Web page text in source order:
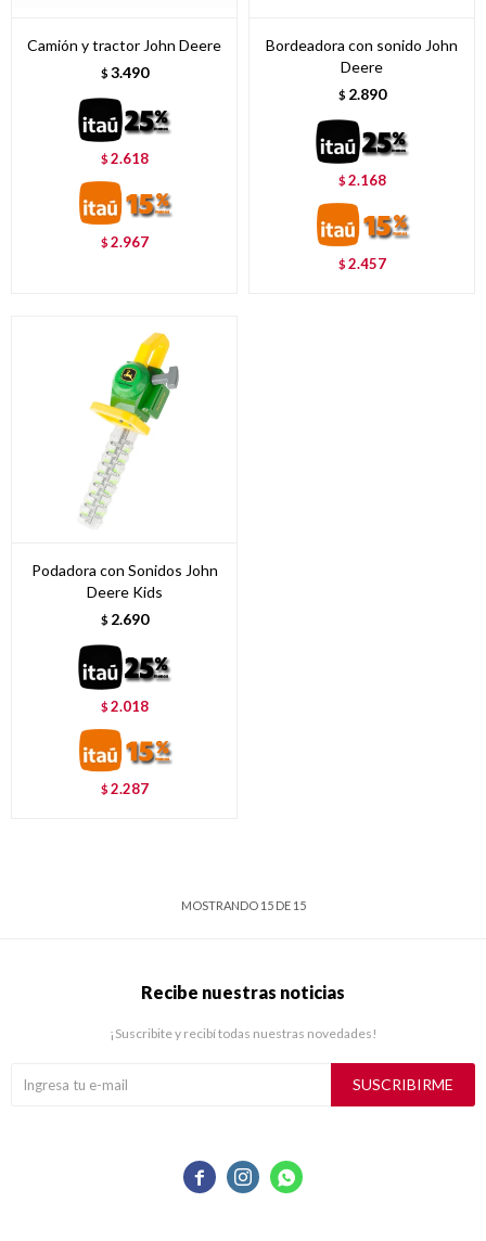
Camión y tractor John Deere
$ 3.490
$2.618
$2.967
Bordeadora con sonido John
Deere
$ 2.890
$2.168
$2.457
Podadora con Sonidos John
Deere Kids
$ 2.690
$2.018
$2.287
MOSTRANDO 15DE 15
  
Recibe nuestras noticias
¡Suscribite y recibí todas nuestras novedades!
SUSCRIBIRME